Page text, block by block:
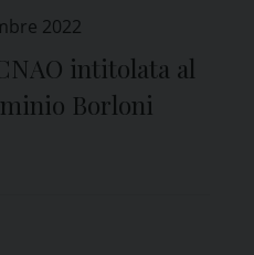
2022
intitolata al
Borloni